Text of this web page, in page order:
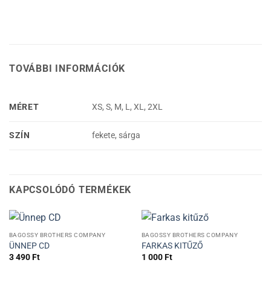
TOVÁBBI INFORMÁCIÓK
MÉRET XS, S, M, L, XL, 2XL
SZÍN fekete, sárga
KAPCSOLÓDÓ TERMÉKEK
BAGOSSY BROTHERS COMPANY
ÜNNEP CD
3 490Ft
BAGOSSY BROTHERS COMPANY
FARKAS KITŰZŐ
1 000Ft